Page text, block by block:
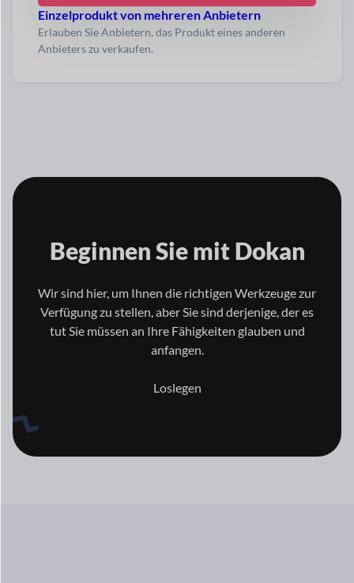
Einzelprodukt von mehreren Anbietern
Erlauben Sie Anbietern, das Produkt eines anderen
Anbieters zu verkaufen.
Beginnen Sie mitDokan
Wir sind hier, um Ihnen die richtigen Werkzeuge zur
Verfügung zu stellen, aber Sie sind derjenige, der es
tutSie müssen an Ihre Fähigkeiten glauben und
anfangen.
Loslegen